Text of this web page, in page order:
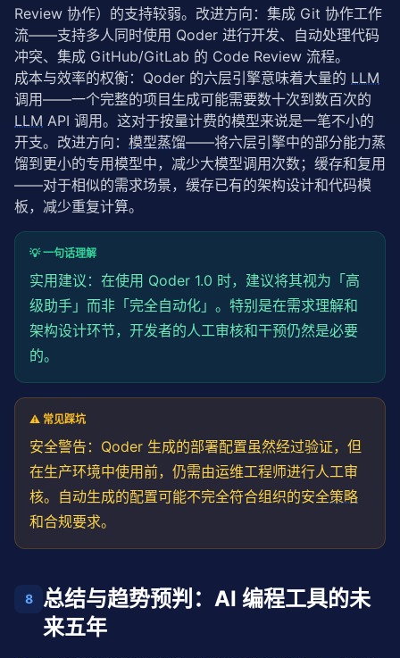
Review 协作）的支持较弱。改进方向：集成 Git 协作工作
流——支持多人同时使用 Qoder 进行开发、自动处理代码
冲突、集成 GitHub/GitLab 的 Code Review 流程。
成本与效率的权衡：Qoder 的六层引擎意味着大量的 LLM
LLM API 调用。这对于按量计费的模型来说是一笔不小的
开支。改进方向： 模型蒸馏——将六层引擎中的部分能力蒸
馏到更小的专用模型中，减少大模型调用次数；缓存和复用
——对于相似的需求场景，缓存已有的架构设计和代码模
板，减少重复计算。
💡 一句话理解
实用建议：在使用 Qoder 1.0 时，建议将其视为「高
级助手」而非「完全自动化」。特别是在需求理解和
架构设计环节，开发者的人工审核和干预仍然是必要
的。
⚠️ 常见踩坑
安全警告：Qoder 生成的部署配置虽然经过验证，但
在生产环境中使用前，仍需由运维工程师进行人工审
核。自动生成的配置可能不完全符合组织的安全策略
和合规要求。
8
总结与趋势预判：AI 编程工具的未
来五年